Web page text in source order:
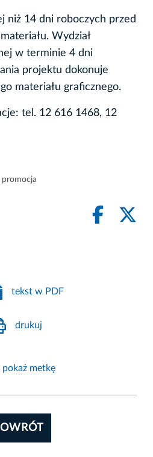
niż 14 dni roboczych przed
Wydział
w terminie 4 dni
projektu dokonuje
materiału graficznego.
tel. 12 616 1468, 12
promocja
tekst w PDF
drukuj
pokaż metkę